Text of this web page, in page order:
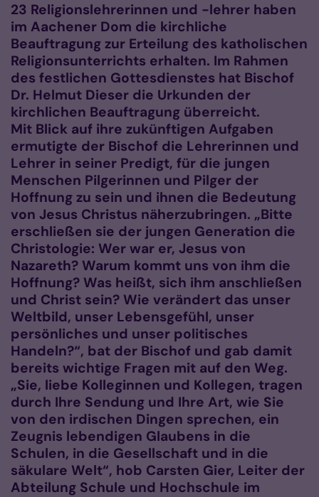
23 Religionslehrerinnen und -lehrer haben
im Aachener Dom die kirchliche
Beauftragung zur Erteilung des katholischen
Religionsunterrichts erhalten. Im Rahmen
des festlichen Gottesdienstes hat Bischof
Dr. Helmut Dieser die Urkunden der
kirchlichen Beauftragung überreicht.
Mit Blick auf ihre zukünftigen Aufgaben
ermutigte der Bischof die Lehrerinnen und
Lehrer in seiner Predigt, für die jungen
Menschen Pilgerinnen und Pilger der
Hoffnung zu sein und ihnen die Bedeutung
von Jesus Christus näherzubringen. „Bitte
erschließen sie der jungen Generation die
Christologie: Wer war er, Jesus von
Nazareth? Warum kommt uns von ihm die
Hoffnung? Was heißt, sich ihm anschließen
und Christ sein? Wie verändert das unser
Weltbild, unser Lebens­ge­fühl, unser
persönliches und unser politisches
Handeln?“, bat der Bischof und gab damit
bereits wichtige Fragen mit auf den Weg.
„Sie, liebe Kolleginnen und Kollegen, tragen
durch Ihre Sendung und Ihre Art, wie Sie
von den irdischen Dingen sprechen, ein
Zeugnis lebendigen Glaubens in die
Schulen, in die Gesellschaft und in die
säkulare Welt“, hob Carsten Gier, Leiter der
Abteilung Schule und Hochschule im